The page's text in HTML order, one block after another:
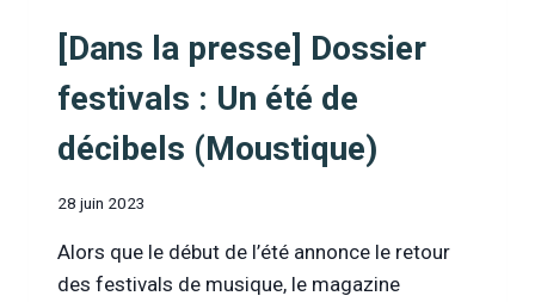
[Dans la presse] Dossier
festivals : Un été de
décibels (Moustique)
28 juin 2023
Alors que le début de l’été annonce le retour
des festivals de musique, le magazine